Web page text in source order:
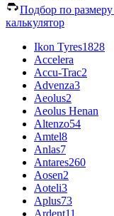
Подбор по размеру
калькулятор
Ikon Tyres1828
Accelera
Accu-Trac2
Advenza3
Aeolus2
Aeolus Henan
Altenzo54
Amtel8
Anlas7
Antares260
Aosen2
Aoteli3
Aplus73